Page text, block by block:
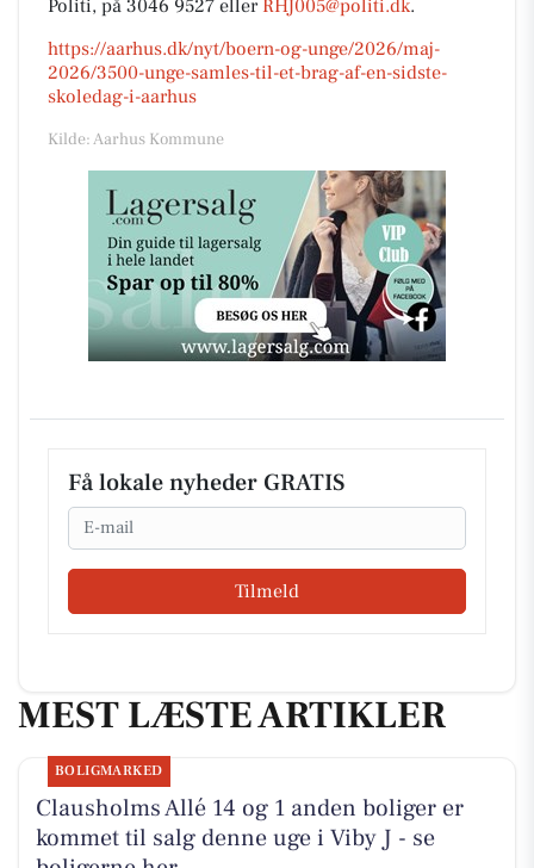
Politi, på 3046 9527 eller RHJ005@politi.dk.
https://aarhus.dk/nyt/boern-og-unge/2026/maj-
2026/3500-unge-samles-til-et-brag-af-en-sidste-
skoledag-i-aarhus
Kilde: Aarhus Kommune
Få lokale nyheder GRATIS
Email
Tilmeld
MEST LÆSTE ARTIKLER
BOLIGMARKED
Clausholms Allé 14 og 1 anden boliger er
kommet til salg denne uge i Viby J - se